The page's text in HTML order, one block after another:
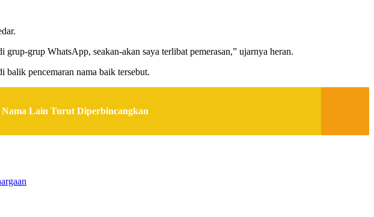
grup WhatsApp, seakan-akan saya terlibat pemerasan,” ujarnya heran.
pencemaran nama baik tersebut.
Lain Turut Diperbincangkan